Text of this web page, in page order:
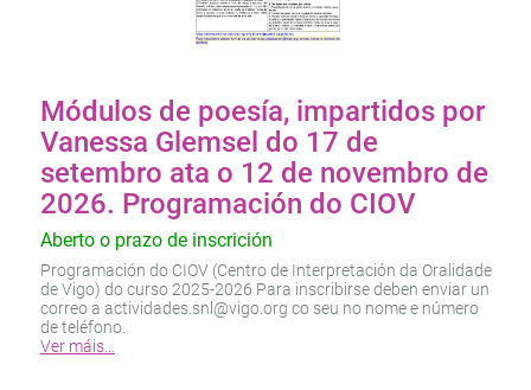
Módulos de poesía, impartidos por
Vanessa Glemsel do 17 de
setembro ata o 12 de novembro de
2026. Programación do CIOV
Aberto o prazo de inscrición
Programación do CIOV (Centro de Interpretación da Oralidade
de Vigo) do curso 2025-2026 Para inscribirse deben enviar un
correo a actividades.snl@vigo.org co seu no nome e número
de teléfono.
Ver máis…